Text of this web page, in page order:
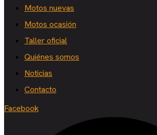
Motos nuevas
Motos ocasión
Taller oficial
Quiénes somos
Noticias
Contacto
Facebook